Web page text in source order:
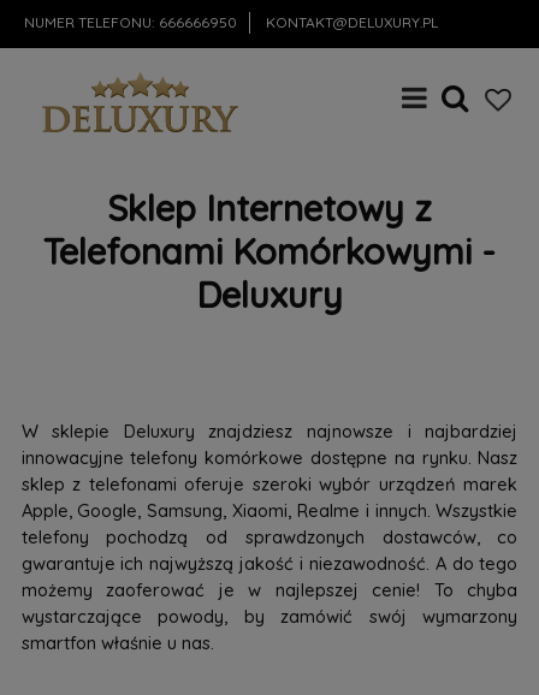
NUMER TELEFONU: 666666950 KONTAKT@DELUXURY.PL
Sklep Internetowy z
Telefonami Komórkowymi -
Deluxury
W sklepie Deluxury znajdziesz najnowsze i najbardziej
innowacyjne telefony komórkowe dostępne na rynku. Nasz
sklep z telefonami oferuje szeroki wybór urządzeń marek
Apple, Google, Samsung, Xiaomi, Realme i innych. Wszystkie
telefony pochodzą od sprawdzonych dostawców, co
gwarantuje ich najwyższą jakość i niezawodność. A do tego
możemy zaoferować je w najlepszej cenie! To chyba
wystarczające powody, by zamówić swój wymarzony
smartfon właśnie u nas.